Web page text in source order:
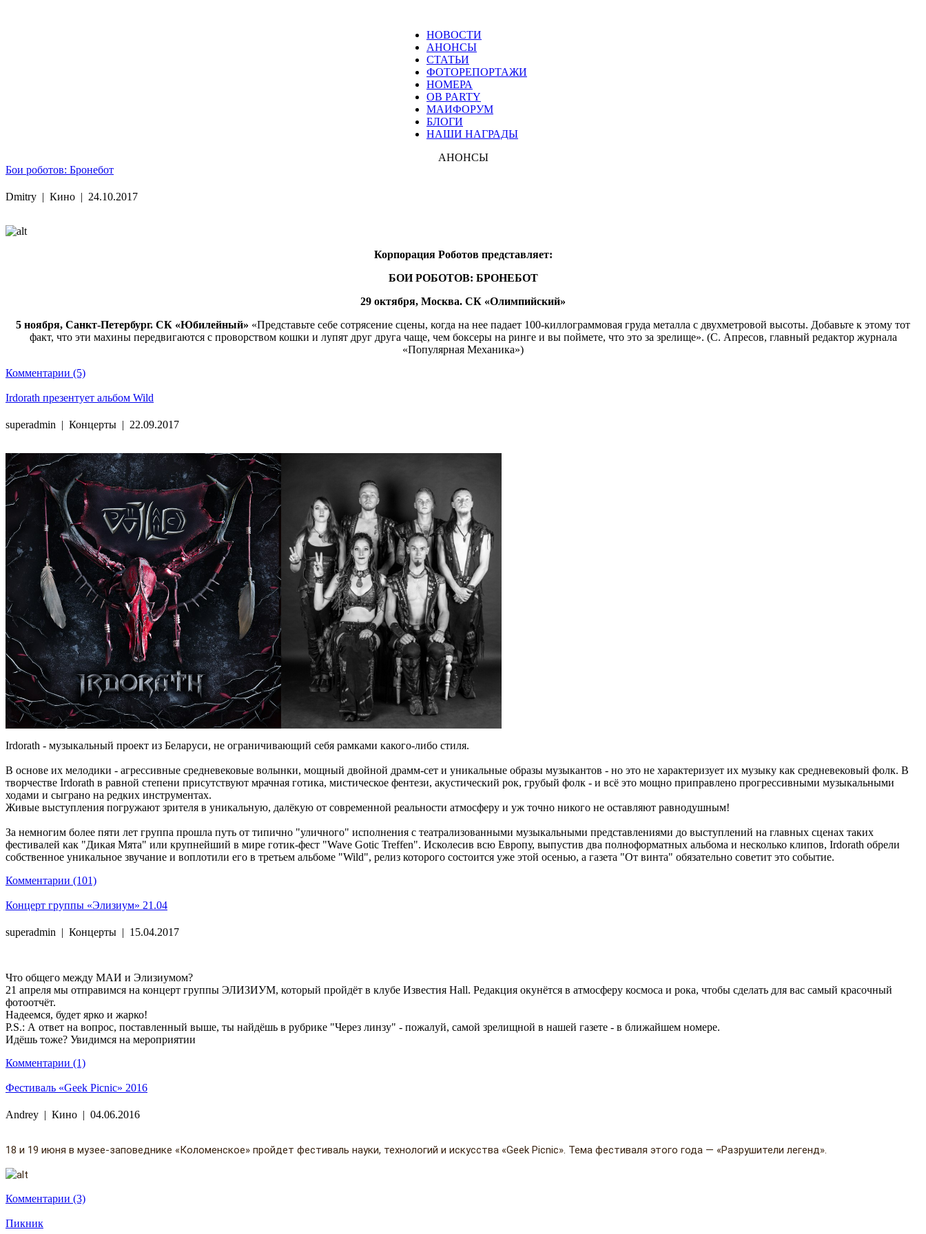
НОВОСТИ
АНОНСЫ
СТАТЬИ
ФОТОРЕПОРТАЖИ
НОМЕРА
ОВ PARTY
МАИФОРУМ
БЛОГИ
НАШИ НАГРАДЫ
АНОНСЫ
Бои роботов: Бронебот
Dmitry | Кино | 24.10.2017
Корпорация Роботов представляет:
БОИ РОБОТОВ: БРОНЕБОТ
29 октября, Москва. СК «Олимпийский»
5 ноября, Санкт-Петербург. СК «Юбилейный» «Представьте себе сотрясение сцены, когда на нее падает 100-киллограммовая груда металла с двухметровой высоты. Добавьте к этому тот
факт, что эти махины передвигаются с проворством кошки и лупят друг друга чаще, чем боксеры на ринге и вы поймете, что это за зрелище». (С. Апресов, главный редактор журнала
«Популярная Механика»)
Комментарии (5)
Irdorath презентует альбом Wild
superadmin | Концерты | 22.09.2017
Irdorath - музыкальный проект из Беларуси, не ограничивающий себя рамками какого-либо стиля.
В основе их мелодики - агрессивные средневековые волынки, мощный двойной драмм-сет и уникальные образы музыкантов - но это не характеризует их музыку как средневековый фолк. В
творчестве Irdorath в равной степени присутствуют мрачная готика, мистическое фентези, акустический рок, грубый фолк - и всё это мощно приправлено прогрессивными музыкальными
ходами и сыграно на редких инструментах.
Живые выступления погружают зрителя в уникальную, далёкую от современной реальности атмосферу и уж точно никого не оставляют равнодушным!
За немногим более пяти лет группа прошла путь от типично "уличного" исполнения с театрализованными музыкальными представлениями до выступлений на главных сценах таких
фестивалей как "Дикая Мята" или крупнейший в мире готик-фест "Wave Gotic Treffen". Исколесив всю Европу, выпустив два полноформатных альбома и несколько клипов, Irdorath обрели
собственное уникальное звучание и воплотили его в третьем альбоме "Wild", релиз которого состоится уже этой осенью, а газета "От винта" обязательно советит это событие.
Комментарии (101)
Концерт группы «Элизиум» 21.04
superadmin | Концерты | 15.04.2017
Что общего между МАИ и Элизиумом?
21 апреля мы отправимся на концерт группы ЭЛИЗИУМ, который пройдёт в клубе Известия Hall. Редакция окунётся в атмосферу космоса и рока, чтобы сделать для вас самый красочный
фотоотчёт.
Надеемся, будет ярко и жарко!
P.S.: А ответ на вопрос, поставленный выше, ты найдёшь в рубрике "Через линзу" - пожалуй, самой зрелищной в нашей газете - в ближайшем номере.
Идёшь тоже? Увидимся на мероприятии
Комментарии (1)
Фестиваль «Geek Picnic» 2016
Andrey | Кино | 04.06.2016
18 и 19 июня в музее-заповеднике «Коломенское» пройдет фестиваль науки, технологий и искусства «Geek Picnic». Тема фестиваля этого года — «Разрушители легенд».
Комментарии (3)
Пикник